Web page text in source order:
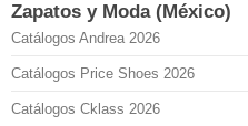
Zapatos y Moda (México)
Catálogos Andrea 2026
Catálogos Price Shoes 2026
Catálogos Cklass 2026